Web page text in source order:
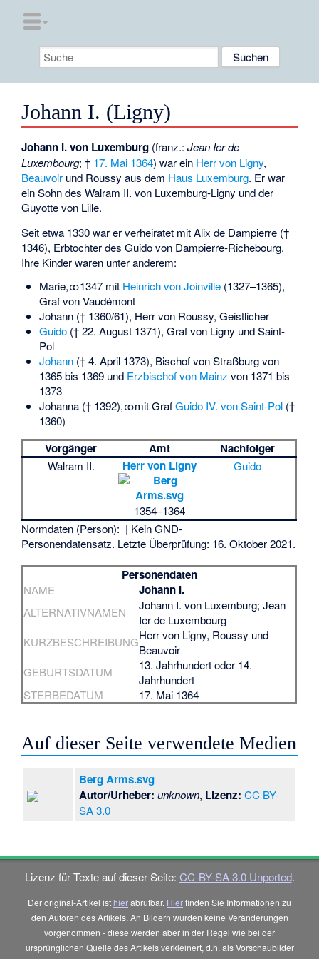
Johann I. (Ligny)
Johann I. von Luxemburg (franz.:Jean Ier de
Luxembourg; † 17. Mai 1364) war ein Herr von Ligny,
Beauvoir und Roussy aus dem Haus Luxemburg. Er war
ein Sohn desWalram II. von Luxemburg-Ligny und der
Guyotte von Lille.
Seit etwa 1330 war er verheiratet mit Alix de Dampierre (†
1346), Erbtochter des Guido von Dampierre-Richebourg.
Ihre Kinder waren unter anderem:
Marie, ⚭ 1347 mit Heinrich von Joinville(1327–1365),
Graf von Vaudémont
Johann († 1360/61), Herr von Roussy, Geistlicher
Guido(† 22. August 1371), Graf von Ligny und Saint-
Pol
Johann(† 4. April 1373), Bischof von Straßburgvon
1365 bis 1369 und Erzbischof von Mainz von 1371 bis
1373
Johanna († 1392), ⚭ mit GrafGuido IV. von Saint-Pol(†
1360)
Vorgänger Amt Nachfolger
Walram II. Herr von Ligny
1354–1364
Guido
Normdaten (Person): | Kein GND-
Personendatensatz. Letzte Überprüfung: 16. Oktober 2021.
Personendaten
NAME Johann I.
ALTERNATIVNAMEN
Johann I. von Luxemburg; Jean
Ier de Luxembourg
KURZBESCHREIBUNGHerr von Ligny, Roussy und
Beauvoir
GEBURTSDATUM
13. Jahrhundert oder 14.
Jahrhundert
STERBEDATUM
17. Mai 1364
Auf dieser Seite verwendete Medien
Berg Arms.svg
Autor/Urheber: unknown, Lizenz: CC BY-
SA 3.0
Lizenz für Texte auf dieser Seite: CC-BY-SA 3.0 Unported.
Der original-Artikel ist hierabrufbar. Hierfinden Sie Informationen zu
den Autoren des Artikels. An Bildern wurden keine Veränderungen
vorgenommen - diese werden aber in der Regel wie bei der
ursprünglichen Quelle des Artikels verkleinert, d.h. als Vorschaubilder